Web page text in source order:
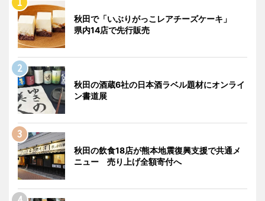
秋田で「いぶりがっこレアチーズケーキ」
県内14店で先行販売
秋田の酒蔵6社の日本酒ラベル題材にオンライ
ン書道展
秋田の飲食18店が熊本地震復興支援で共通メ
ニュー 売り上げ全額寄付へ